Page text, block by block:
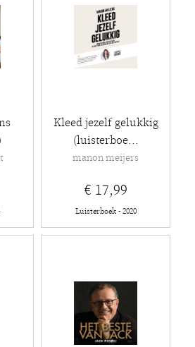
Kleed jezelf gelukkig
(luisterboe...
manon meijers
€ 17,99
Luisterboek - 2020